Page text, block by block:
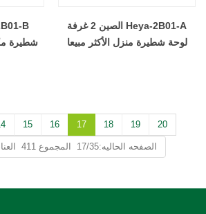
شطيرة
Heya-2B01-A الصين 2 غرفة
لوحة شطيرة منزل الأكثر مبيعا
15 16 17 18 19 20
الصفحه الحاليه:17/35 المجموع 411 العناصر